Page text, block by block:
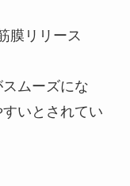
膜リリース
ムーズにな
いとされてい